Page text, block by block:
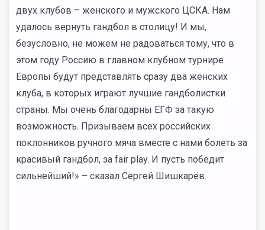
двух клубов – женского и мужского ЦСКА. Нам
удалось вернуть гандбол в столицу! И мы,
безусловно, не можем не радоваться тому, что в
этом году Россию в главном клубном турнире
Европы будут представлять сразу два женских
клуба, в которых играют лучшие гандболистки
страны. Мы очень благодарны ЕГФ за такую
возможность. Призываем всех российских
поклонников ручного мяча вместе с нами болеть за
красивый гандбол, за fair play. И пусть победит
сильнейший!» – сказал Сергей Шишкарёв.